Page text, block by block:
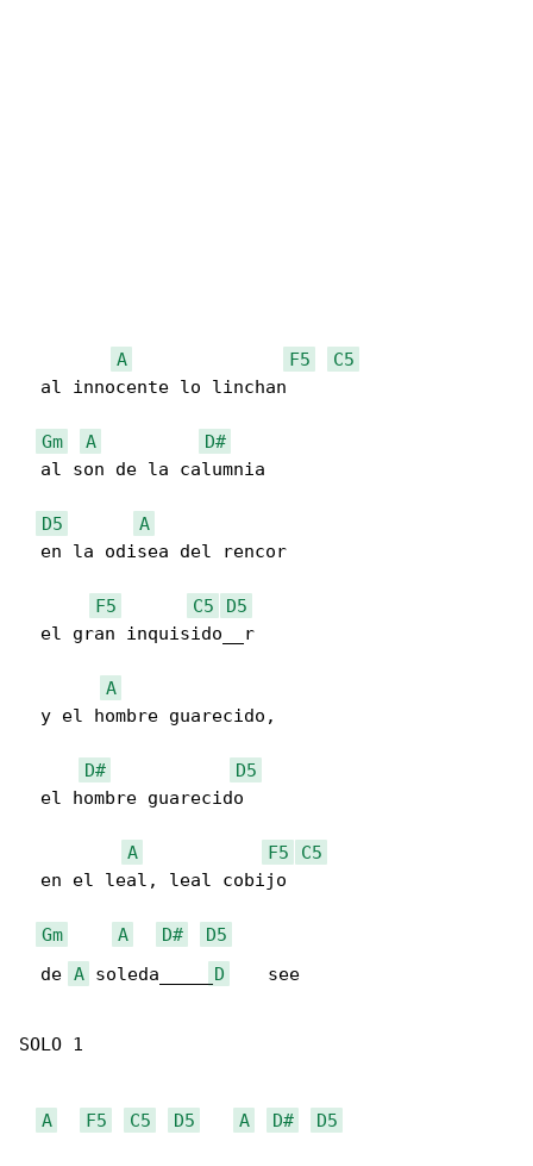
A F5
C5
  al innocente lo linchan
Gm A
D#
  al son de la calumnia
D5
A
  en la odisea del rencor
F5 C5
D5
  el gran inquisido__r
A
  y el hombre guarecido,
D#
D5
  el hombre guarecido
A F5
C5
  en el leal, leal cobijo
Gm A D#
D5
  de
A soleda_____ D
    see
SOLO 1
A F5 C5 D5 A D# D5